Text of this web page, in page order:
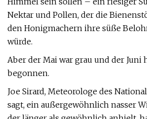
Nektar und Pollen, der die
den Honigmachern ihre süße
würde.
Aber der Mai war grau und der Juni
begonnen.
Joe Sirard, Meteorologe des
sagt, ein außergewöhnlich nasser